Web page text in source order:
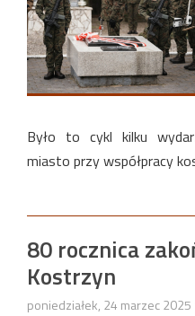
Było to cykl kilku
miasto przy współpracy
80 rocznica
Kostrzyn
poniedziałek, 24 marzec